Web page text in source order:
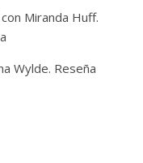
Miranda Huff.
Wylde. Reseña